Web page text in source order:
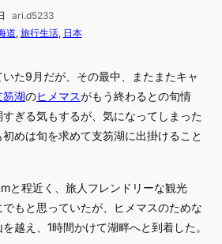
ari.d5233
道, 旅行生活, 日本
た9月だが、その最中、またまたキャ
笏湖のヒメマスがもう終わるとの旬情
ぎる気もするが、気になってしまった
めは旬を求めて支笏湖に出掛けること
と程近く、旅人フレンドリーな観光
もと思っていたが、ヒメマスのためな
越え、1時間かけて湖畔へと到着した。